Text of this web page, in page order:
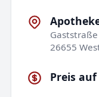
26655
Preis